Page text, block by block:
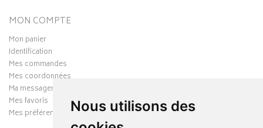
Nous utilisons des
MON COMPTE
Mon panier
Identification
Mes commandes
Mes coordonnées
Ma messagerie
Mes favoris
Mes préférences Cookies